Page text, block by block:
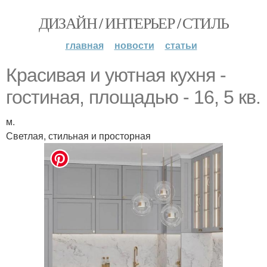
ДИЗАЙН / ИНТЕРЬЕР / СТИЛЬ
главная новости статьи
Красивая и уютная кухня -
гостиная, площадью - 16, 5 кв.
м.
Светлая, стильная и просторная